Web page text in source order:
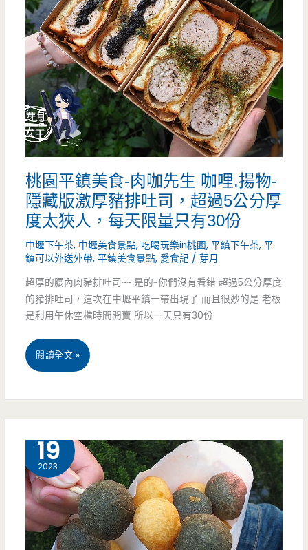
厚
冶
Bakery&Cafe-
高
品
質
烘
焙
又
有
新
商
風
格
鳳
梨
桃園平鎮美食-肉咖先生 咖哩.揚物-
隱藏版激厚豬排吐司，超過5公分厚
度太狹人，每天限量只有30份
中壢下午茶, 中壢美食景點, 吃喝玩樂in桃園,平鎮下午茶,平
鎮可以外送外帶,平鎮美食景點, 愛食記 /芽月
超厚的腰內肉豬排吐司~~ 是的~你們沒有看錯 超過5公分厚度
的豬排吐司，這次在中壢平鎮一帶出現了 而且很妙的是 老板
是利用午休空檔時間開賣 所以一天只有30份
桃
美
食-
肉
咖
閱讀全文 »
19
2023